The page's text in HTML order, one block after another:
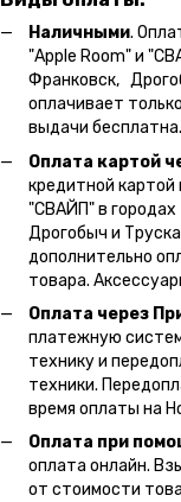
Наличными.
"Apple Room" и
Франковск,
оплачивает
выдачи бесплатна.
Оплата картой
кредитной картой
"СВАЙП" в
Дрогобыч и
дополнительно
товара.
Оплата через
платежную
технику и
техники.
время оплаты на
Оплата при
оплата онлайн.
от стоимости